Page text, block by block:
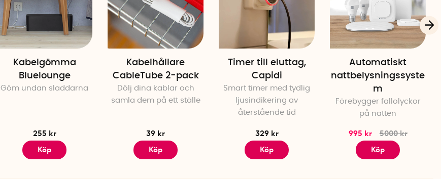
Kabelgömma
Bluelounge
Göm undan sladdarna
255 kr
Köp
Kabelhållare
CableTube 2-pack
Dölj dina kablar och
samla dem på ett ställe
39 kr
Köp
Timer till eluttag,
Capidi
Smart timer med tydlig
ljusindikering av
återstående tid
329 kr
Köp
Automatiskt
nattbelysningssyste
m
Förebygger fallolyckor
på natten
995 kr
5000 kr
Köp